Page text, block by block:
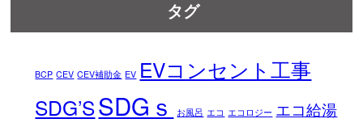
タグ
BCP CEV CEV補助金 EV EVコンセント工事
SDG’SSDGｓ お風呂 エコ エコロジー エコ給湯